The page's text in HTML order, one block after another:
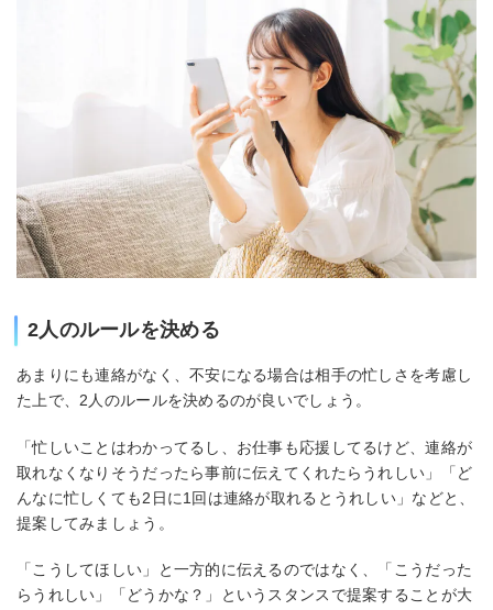
2人のルールを決める
あまりにも連絡がなく、不安になる場合は相手の忙しさを考慮し
た上で、2人のルールを決めるのが良いでしょう。
「忙しいことはわかってるし、お仕事も応援してるけど、連絡が
取れなくなりそうだったら事前に伝えてくれたらうれしい」「ど
んなに忙しくても2日に1回は連絡が取れるとうれしい」などと、
提案してみましょう。
「こうしてほしい」と一方的に伝えるのではなく、「こうだった
らうれしい」「どうかな？」というスタンスで提案することが大